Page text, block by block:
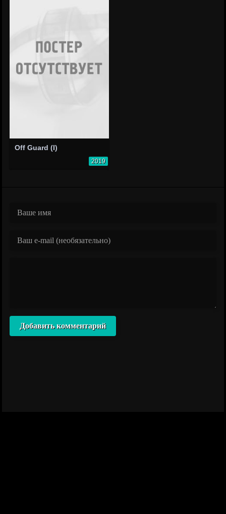
Off Guard (I)
2019
Добавить комментарий